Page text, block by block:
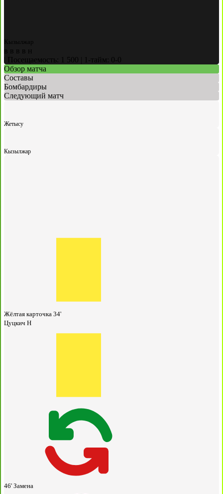
Кызылжар
в в в в
н
Посещаемость: 1 500
1-тайм: 0-0
Обзор матча
Составы
Бомбардиры
Следующий матч
Жетысу
Кызылжар
Жёлтая карточка 34'
Цуцкич Н
46' Замена